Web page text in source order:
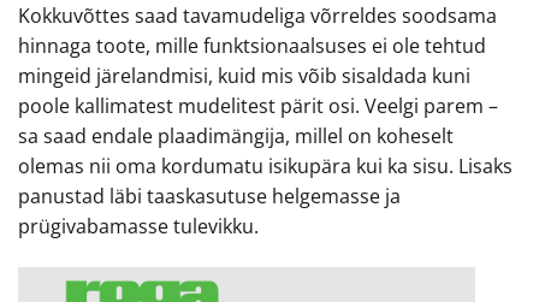
Kokkuvõttes saad tavamudeliga võrreldes soodsama
hinnaga toote, mille funktsionaalsuses ei ole tehtud
mingeid järelandmisi, kuid mis võib sisaldada kuni
poole kallimatest mudelitest pärit osi. Veelgi parem –
sa saad endale plaadimängija, millel on koheselt
olemas nii oma kordumatu isikupära kui ka sisu. Lisaks
panustad läbi taaskasutuse helgemasse ja
prügivabamasse tulevikku.